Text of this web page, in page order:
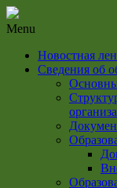
Menu
Новостная
Сведения об